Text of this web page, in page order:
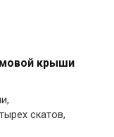
крыши
скатов,